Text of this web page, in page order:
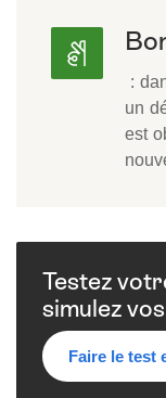
:
un
est
Testez
simulez
Faire le test